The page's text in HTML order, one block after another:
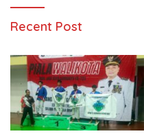
Recent Post